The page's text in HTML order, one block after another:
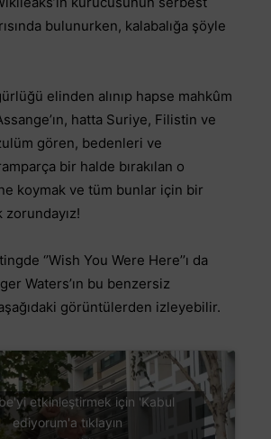
bulunurken, kalabalığa şöyle
elinden alınıp hapse mahkûm
hatta Suriye, Filistin ve
gören, bedenleri ve
bir halde bırakılan o
koymak ve tüm bunlar için bir
‘’Wish You Were Here’’ı da
Waters’ın bu benzersiz
görüntülerden izleyebilir.
etkinleştirmek için 'Kabul
ediyorum'a tıklayın